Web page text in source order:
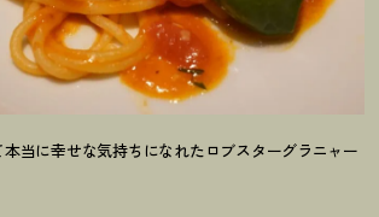
当に幸せな気持ちになれたロブスターグラニャー